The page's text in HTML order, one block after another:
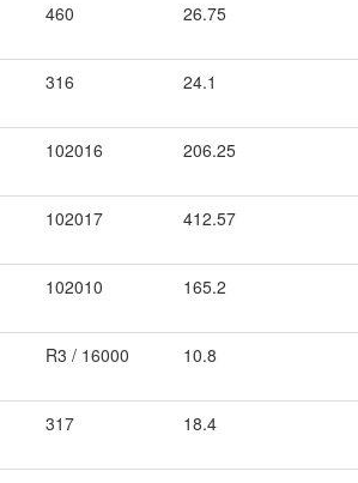
460 26.75
316 24.1
102016 206.25
102017 412.57
102010 165.2
R3 / 16000 10.8
317 18.4